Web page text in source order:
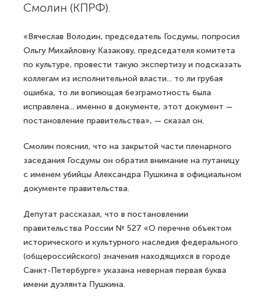
Смолин (КПРФ).
«Вячеслав Володин, председатель Госдумы, попросил
Ольгу Михайловну Казакову, председателя комитета
по культуре, провести такую экспертизу и подсказать
коллегам из исполнительной власти... то ли грубая
ошибка, то ли вопиющая безграмотность была
исправлена... именно в документе, этот документ —
постановление правительства», — сказал он.
Смолин пояснил, что на закрытой части пленарного
заседания Госдумы он обратил внимание на путаницу
с именем убийцы Александра Пушкина в официальном
документе правительства.
Депутат рассказал, что в постановлении
правительства России № 527 «О перечне объектом
исторического и культурного наследия федерального
(общероссийского) значения находящихся в городе
Санкт-Петербурге» указана неверная первая буква
имени дуэлянта Пушкина.